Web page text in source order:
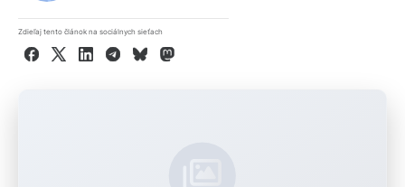
Zdieľaj tento článok na sociálnych sieťach
Facebook
X LinkedInTelegram
BlueskyMastodon